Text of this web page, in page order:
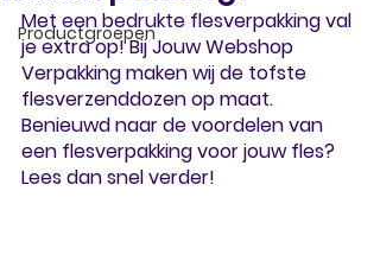
Productgroepen
Met een bedrukte flesverpakking val
je extra op! Bij Jouw Webshop
Verpakking maken wij de tofste
flesverzenddozen op maat.
Benieuwd naar de voordelen van
een flesverpakking voor jouw fles?
Lees dan snel verder!